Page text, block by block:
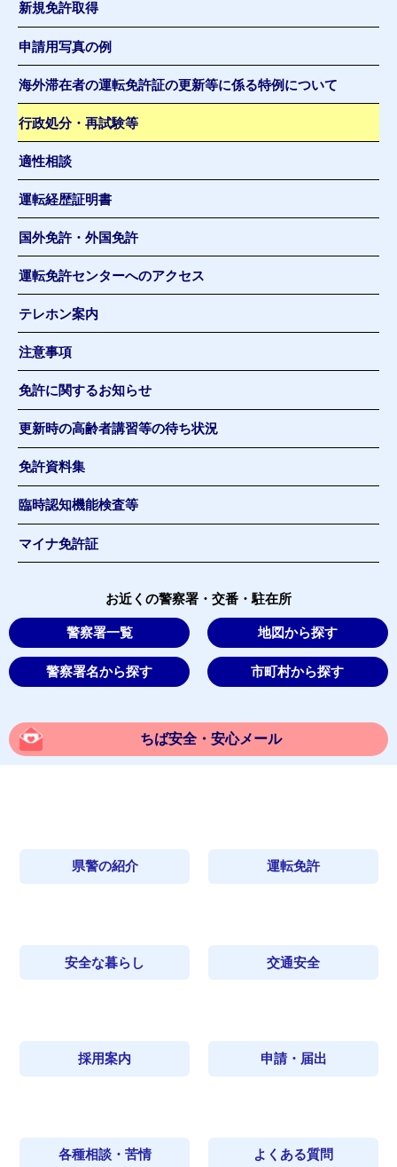
新規免許取得
申請用写真の例
海外滞在者の運転免許証の更新等に係る特例について
行政処分・再試験等
適性相談
運転経歴証明書
国外免許・外国免許
運転免許センターへのアクセス
テレホン案内
注意事項
免許に関するお知らせ
更新時の高齢者講習等の待ち状況
免許資料集
臨時認知機能検査等
マイナ免許証
お近くの警察署・交番・駐在所
警察署一覧 地図から探す
警察署名から探す 市町村から探す
ちば安全・安心メール
県警の紹介 運転免許
安全な暮らし 交通安全
採用案内 申請・届出
各種相談・苦情 よくある質問